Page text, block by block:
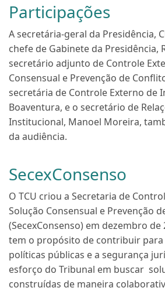
Participações
A secretária-geral da Presidência,
chefe de Gabinete da Presidência,
secretário adjunto de Controle
Consensual e Prevenção de
secretária de Controle Externo de
Boaventura, e o secretário de
Institucional, Manoel Moreira,
da audiência.
SecexConsenso
O TCU criou a Secretaria de
Solução Consensual e Prevenção
(SecexConsenso) em dezembro de
tem o propósito de contribuir para
políticas públicas e a segurança
esforço do Tribunal em buscar
construídas de maneira